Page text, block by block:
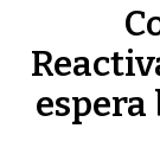
espera